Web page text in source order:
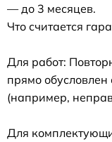
— до 3 месяцев.
Что считается
Для работ:
прямо обусловлен
(например,
Для